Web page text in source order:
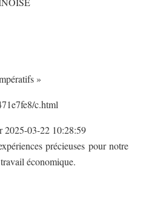
»
c.html
2025-03-22 10:28:59
précieuses pour notre
économique.